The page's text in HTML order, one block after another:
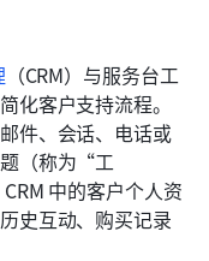
（CRM）与服务台工
化客户支持流程。
件、会话、电话或
（称为“工
中的客户个人资
史互动、购买记录